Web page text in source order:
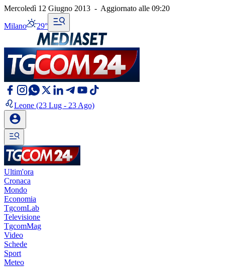
Mercoledì 12 Giugno 2013 - Aggiornato alle 09:20
Milano 29°
Leone (23 Lug - 23 Ago)
Ultim'ora
Cronaca
Mondo
Economia
TgcomLab
Televisione
TgcomMag
Video
Schede
Sport
Meteo